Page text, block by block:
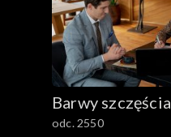
Barwy szczęścia
odc. 2550